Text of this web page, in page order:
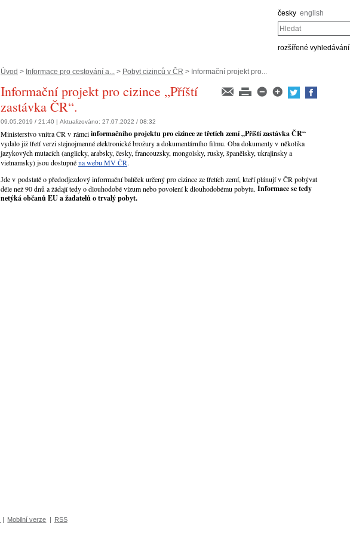
česky english
Hledat
rozšířené vyhledávání
Úvod > Informace pro cestování a... > Pobyt cizinců v ČR > Informační projekt pro...
Informační projekt pro cizince „Příští
zastávka ČR“.
09.05.2019 / 21:40 | Aktualizováno: 27.07.2022 / 08:32
Ministerstvo vnitra ČR v rámciinformačního projektu pro cizince ze třetích zemí „Příští zastávka ČR“
vydalo již třetí verzi stejnojmenné elektronické brožury a dokumentárního filmu. Oba dokumenty v několika
jazykových mutacích (anglicky, arabsky, česky, francouzsky, mongolsky, rusky, španělsky, ukrajinsky a
vietnamsky) jsou dostupnéna webu MV ČR.
Jde v podstatě o předodjezdový informační balíček určený pro cizince ze třetích zemí, kteří plánují v ČR pobývat
déle než 90 dnů a žádají tedy o dlouhodobé vízum nebo povolení k dlouhodobému pobytu. Informace se tedy
netýká občanů EU a žadatelů o trvalý pobyt.
| Mobilní verze | RSS